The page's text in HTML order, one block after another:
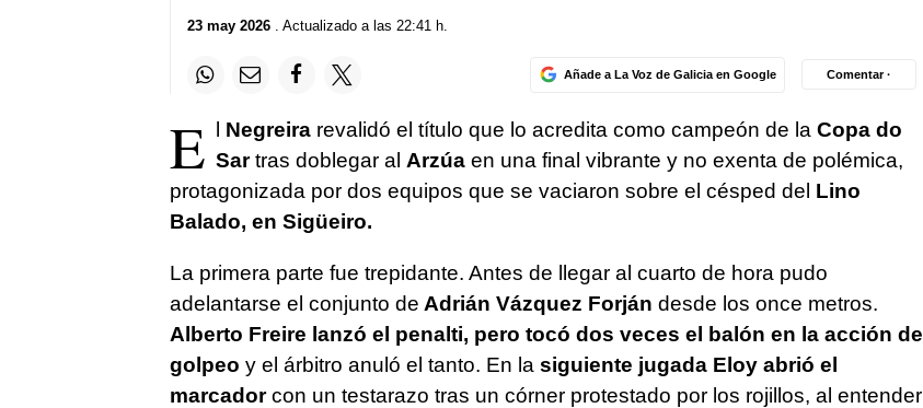
23 may 2026. Actualizado a las 22:41 h.
Añade a La Voz de Galicia en Google Comentar ·
E l Negreirarevalidó el título que lo acredita como campeón de la Copa do
Sartras doblegar al Arzúaen una final vibrante y no exenta de polémica,
protagonizada por dos equipos que se vaciaron sobre el césped del Lino
Balado, en Sigüeiro.
La primera parte fue trepidante. Antes de llegar al cuarto de hora pudo
adelantarse el conjunto de Adrián Vázquez Forján desde los once metros.
Alberto Freire lanzó el penalti, pero tocó dos veces el balón en la acción de
golpeo y el árbitro anuló el tanto. En la siguiente jugada Eloy abrió el
marcadorcon un testarazo tras un córner protestado por los rojillos, al entender